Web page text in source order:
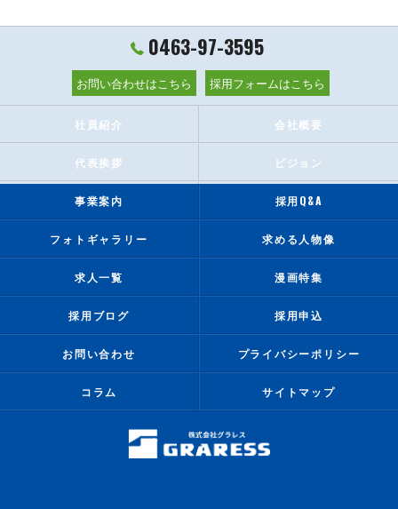
0463-97-3595
お問い合わせはこちら 採用フォームはこちら
社員紹介 会社概要
代表挨拶 ビジョン
事業案内 採用Q&A
フォトギャラリー 求める人物像
求人一覧 漫画特集
採用ブログ 採用申込
お問い合わせ プライバシーポリシー
コラム サイトマップ